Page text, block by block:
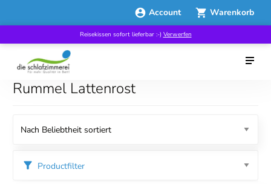
Account Warenkorb
Reisekissen sofort lieferbar :-) Verwerfen
Rummel Lattenrost
Productfilter